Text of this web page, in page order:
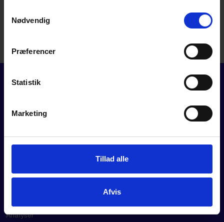
hjørne på websitet.
Nødvendig
Præferencer
Statistik
Marketing
Tillad alle
Afvis
DOWNLOAD
FOR MEDLEMMER
Værktøjer
Analyser